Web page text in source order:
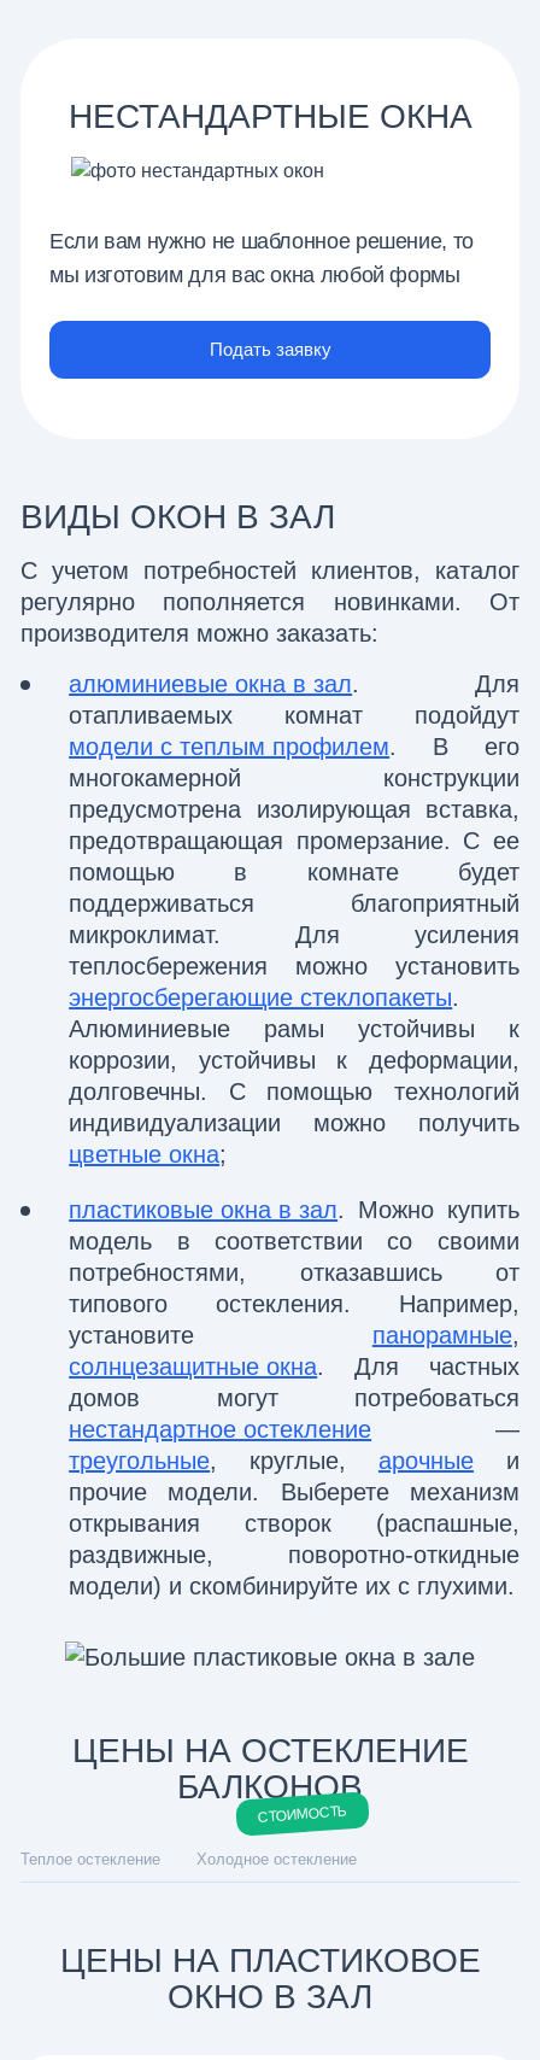
НЕСТАНДАРТНЫЕ ОКНА
Если вам нужно не шаблонное решение, то
мы изготовим для вас окна любой формы
Подать заявку
ВИДЫ ОКОН В ЗАЛ
С учетом потребностей клиентов, каталог
регулярно пополняется новинками. От
производителя можно заказать:
алюминиевые окна в зал. Для
отапливаемых комнат подойдут
модели с теплым профилем. В его
многокамерной конструкции
предусмотрена изолирующая вставка,
предотвращающая промерзание. С ее
помощью в комнате будет
поддерживаться благоприятный
микроклимат. Для усиления
теплосбережения можно установить
энергосберегающие стеклопакеты.
Алюминиевые рамы устойчивы к
коррозии, устойчивы к деформации,
долговечны. С помощью технологий
индивидуализации можно получить
цветные окна;
пластиковые окна в зал. Можно купить
модель в соответствии со своими
потребностями, отказавшись от
типового остекления. Например,
установите панорамные,
солнцезащитные окна. Для частных
домов могут потребоваться
нестандартное остекление —
треугольные, круглые, арочныеи
прочие модели. Выберете механизм
открывания створок (распашные,
раздвижные, поворотно-откидные
модели) и скомбинируйте их с глухими.
ЦЕНЫ НА ОСТЕКЛЕНИЕ
БАЛКОНОВ
СТОИМОСТЬ
Теплое остекление Холодное остекление
ЦЕНЫ НА ПЛАСТИКОВОЕ
ОКНО В ЗАЛ